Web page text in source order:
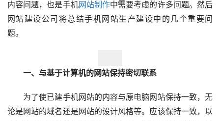
内容问题，也是手机网站制作中需要考虑的许多问题。然后
网站建设公司将总结手机网站生产建设中的几个重要问
题。
一、与基于计算机的网站保持密切联系
为了使已建手机网站的内容与原电脑网站保持一致，无
论是网站的域名还是网站的设计风格等。应该保持一致，以